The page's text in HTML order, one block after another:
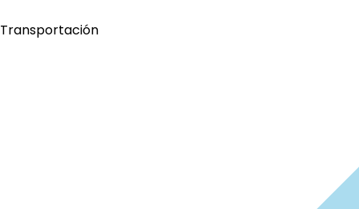
Transportación